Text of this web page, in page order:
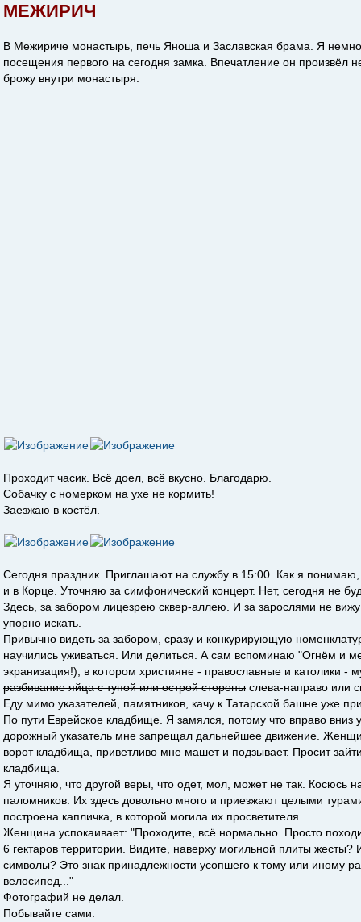
МЕЖИРИЧ
В Межириче монастырь, печь Яноша и Заславская брама. Я
посещения первого на сегодня замка. Впечатление он произвёл
брожу внутри монастыря.
Проходит часик. Всё доел, всё вкусно. Благодарю.
Собачку с номерком на ухе не кормить!
Заезжаю в костёл.
Сегодня праздник. Приглашают на службу в 15:00. Как я понимаю,
и в Корце. Уточняю за симфонический концерт. Нет, сегодня не
Здесь, за забором лицезрею сквер-аллею. И за зарослями не
упорно искать.
Привычно видеть за забором, сразу и конкурирующую
научились уживаться. Или делиться. А сам вспоминаю "Огнём и
экранизация!), в котором християне - православные и католики -
разбивание яйца с тупой или острой стороны слева-направо или
Еду мимо указателей, памятников, качу к Татарской башне уже
По пути Еврейское кладбище. Я замялся, потому что вправо вниз
дорожный указатель мне запрещал дальнейшее движение.
ворот кладбища, приветливо мне машет и подзывает. Просит
кладбища.
Я уточняю, что другой веры, что одет, мол, может не так. Косюсь
паломников. Их здесь довольно много и приезжают целыми
построена капличка, в которой могила их просветителя.
Женщина успокаивает: "Проходите, всё нормально. Просто
6 гектаров территории. Видите, наверху могильной плиты
символы? Это знак принадлежности усопшего к тому или иному
велосипед..."
Фотографий не делал.
Побывайте сами.